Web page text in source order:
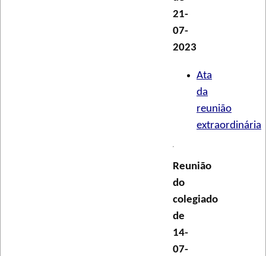
21-
07-
2023
Ata
da
reunião
extraordinária
Reunião
do
colegiado
de
14-
07-